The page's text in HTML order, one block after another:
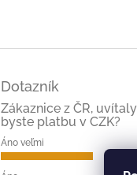
Dotazník
Zákaznice z ČR, uvítaly
byste platbu v CZK?
Áno veľmi